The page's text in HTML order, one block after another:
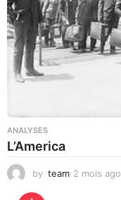
ANALYSES
L’America
by team 2 mois ago